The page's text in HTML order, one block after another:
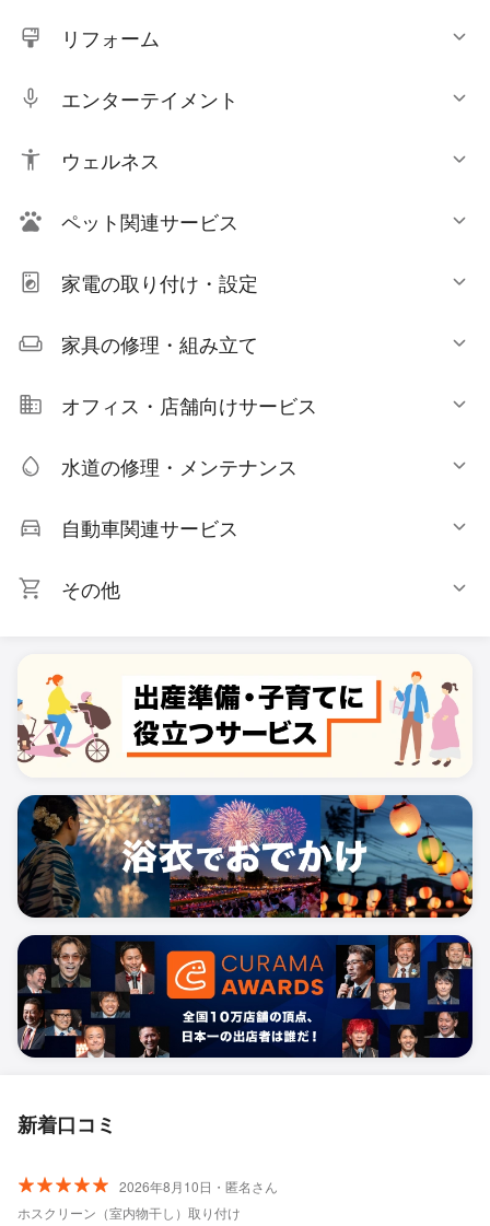
リフォーム
エンターテイメント
ウェルネス
ペット関連サービス
家電の取り付け・設定
家具の修理・組み立て
オフィス・店舗向けサービス
水道の修理・メンテナンス
自動車関連サービス
その他
新着口コミ
2026年8月10日・匿名さん
ホスクリーン（室内物干し）取り付け